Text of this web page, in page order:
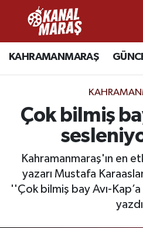
KAHRAMANMARAŞ
Çok bilmiş
Kahramanmaraş'ın en
yazarı Mustafa
''Çok bilmiş bay Avı-
CANLI YAYIN
KAHRAMANMARAŞ
SİYASET
EKONOMİ
Kahramanmaraş
Kahramanmaraş Hava
Kahramanmaraş
Kahramanmaraş Trafik
Süper Lig Puan Durumu
Tüm Manşetler